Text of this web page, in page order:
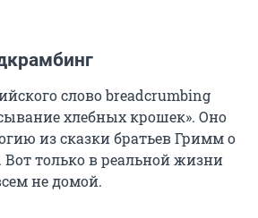
слово breadcrumbing
хлебных крошек». Оно
из сказки братьев Гримм о
Вот только в реальной жизни
не домой.